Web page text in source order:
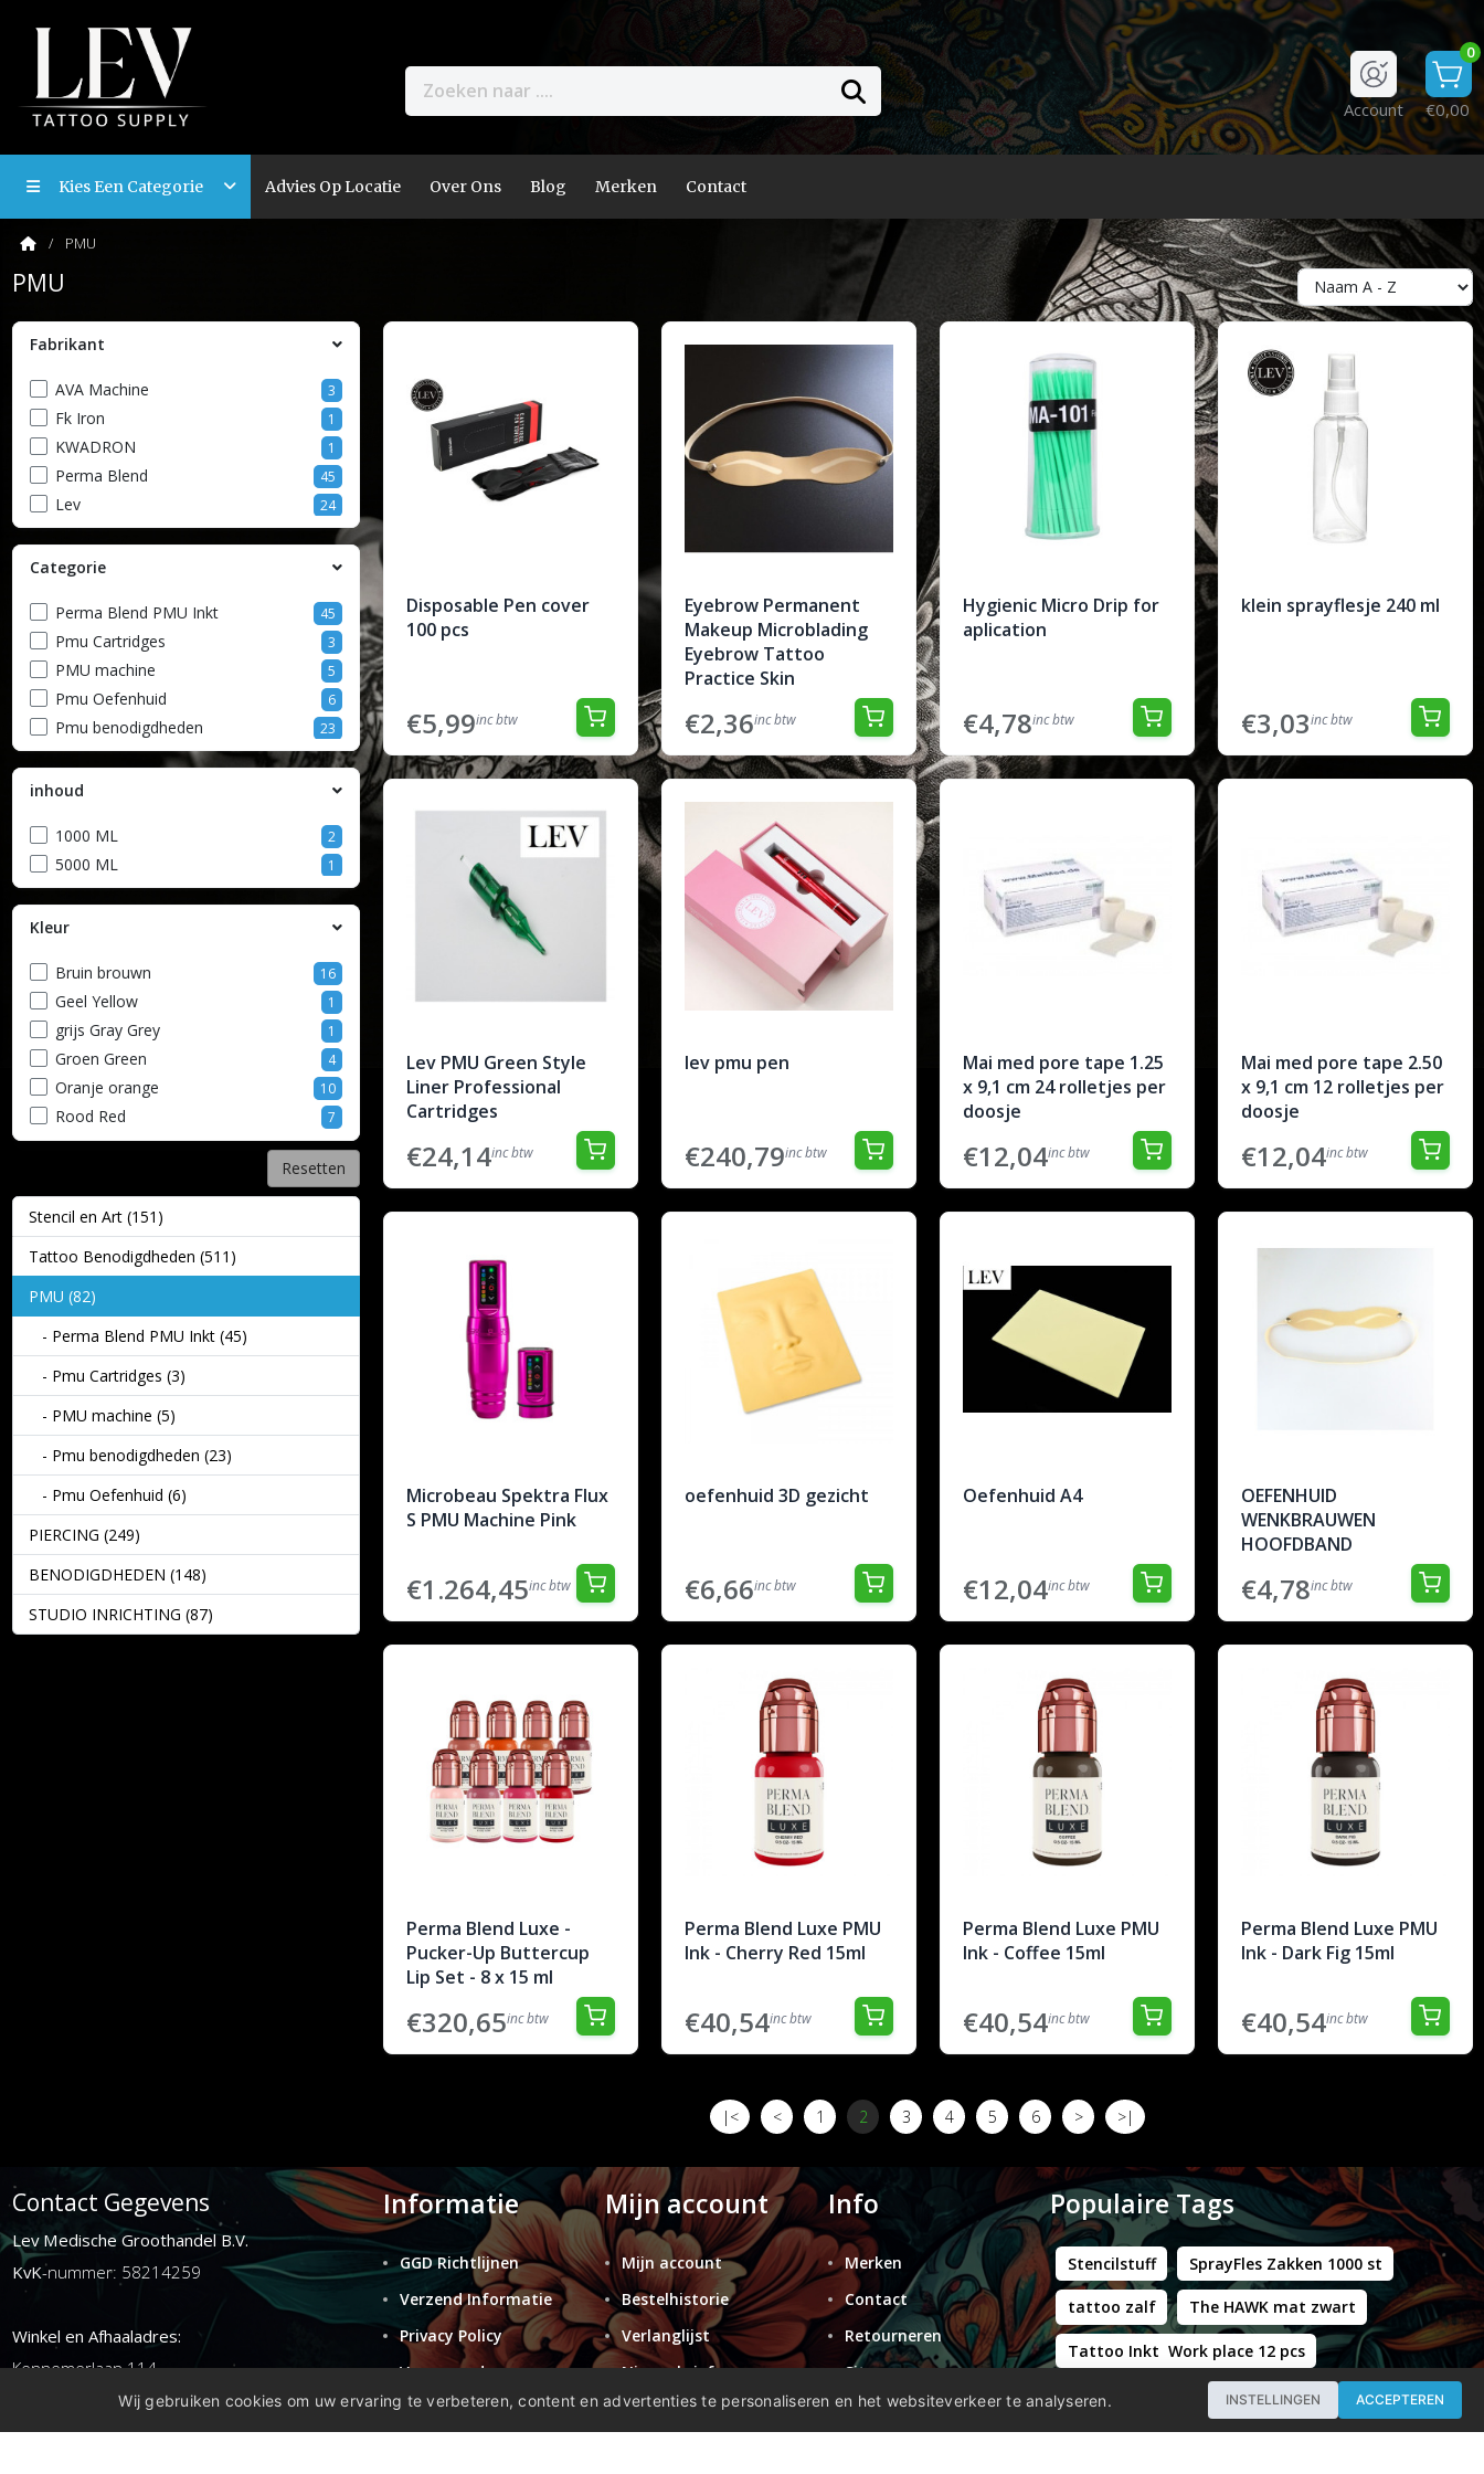
0
€0,00
Account
Kies Een Categorie Advies Op Locatie Over Ons Blog Merken Contact
PMU
PMU
Fabrikant
AVA Machine 3
Fk Iron 1
KWADRON 1
Perma Blend 45
Lev 24
Categorie
Perma Blend PMU Inkt 45
Pmu Cartridges 3
PMU machine 5
Pmu Oefenhuid 6
Pmu benodigdheden 23
inhoud
1000 ML 2
5000 ML 1
Kleur
Bruin brouwn 16
Geel Yellow 1
grijs Gray Grey 1
Groen Green 4
Oranje orange 10
Rood Red 7
Rose pink 4
2
Zwart Black 5
Resetten
Stencil en Art (151)
Tattoo Benodigdheden (511)
PMU (82)
- Perma Blend PMU Inkt (45)
- Pmu Cartridges (3)
- PMU machine (5)
- Pmu benodigdheden (23)
- Pmu Oefenhuid (6)
PIERCING (249)
BENODIGDHEDEN (148)
STUDIO INRICHTING (87)
Disposable Pen cover
100 pcs
€5,99inc btw
Eyebrow Permanent
Makeup Microblading
Eyebrow Tattoo
Practice Skin
€2,36inc btw
Hygienic Micro Drip for
aplication
€4,78inc btw
klein sprayflesje 240 ml
€3,03inc btw
Lev PMU Green Style
Liner Professional
Cartridges
€24,14inc btw
lev pmu pen
€240,79inc btw
Mai med pore tape 1.25
x 9,1 cm 24 rolletjes per
doosje
€12,04inc btw
Mai med pore tape 2.50
x 9,1 cm 12 rolletjes per
doosje
€12,04inc btw
Microbeau Spektra Flux
S PMU Machine Pink
€1.264,45inc btw
oefenhuid 3D gezicht
€6,66inc btw
Oefenhuid A4
€12,04inc btw
OEFENHUID
WENKBRAUWEN
HOOFDBAND
€4,78inc btw
Perma Blend Luxe -
Pucker-Up Buttercup
Lip Set - 8 x 15 ml
€320,65inc btw
Perma Blend Luxe PMU
Ink - Cherry Red 15ml
€40,54inc btw
Perma Blend Luxe PMU
Ink - Coffee 15ml
€40,54inc btw
Perma Blend Luxe PMU
Ink - Dark Fig 15ml
€40,54inc btw
|< < 1 2 3 4 5 6 > >|
Contact Gegevens
Lev Medische Groothandel B.V.
KvK-nummer: 58214259
Winkel en Afhaaladres:
Kennemerlaan 114
1972ER ijmuiden
Informatie
GGD Richtlijnen
Verzend Informatie
Privacy Policy
Voorwaarden
Retouren
Mijn account
Mijn account
Bestelhistorie
Verlanglijst
Nieuwsbrief
Info
Merken
Contact
Retourneren
Sitemap
Populaire Tags
Stencilstuff SprayFles Zakken 1000 st
tattoo zalf The HAWK mat zwart
Tattoo Inkt Work place 12 pcs
Hustle Butter Deluxe Zakjes
Professional - Workstation Pro - Matt Black
Wij gebruiken cookies om uw ervaring te verbeteren, content en advertenties te personaliseren en het websiteverkeer te analyseren. INSTELLINGEN ACCEPTEREN